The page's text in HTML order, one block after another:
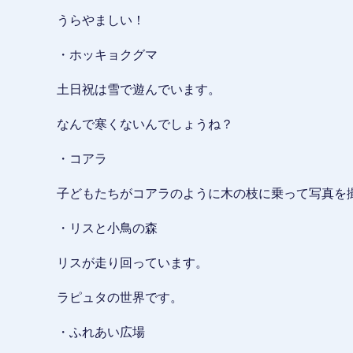
うらやましい！
・ホッキョクグマ
土日祝は雪で遊んでいます。
なんで寒くないんでしょうね？
・コアラ
子どもたちがコアラのように木の枝に乗って写真を
・リスと小鳥の森
リスが走り回っています。
ラピュタの世界です。
・ふれあい広場